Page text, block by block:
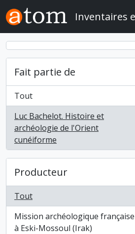
Skip to main content
Inventaires
Fait partie de
Tout
Luc Bachelot. Histoire et
archéologie de l'Orient
cunéiforme
, 9 résultats
Producteur
Tout
Mission archéologique française
à Eski-Mossoul (Irak)
, 1 résultats